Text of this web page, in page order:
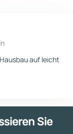
auf leicht
Sie